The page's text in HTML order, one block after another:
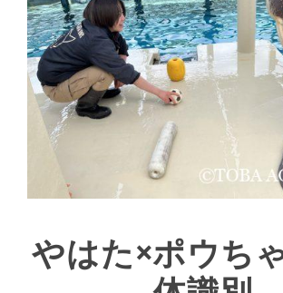
やはた×ポウち